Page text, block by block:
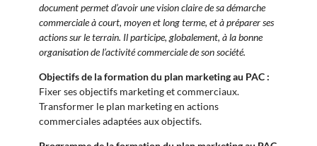
document permet d’avoir une vision claire de sa démarche
commerciale à court, moyen et long terme, et à préparer ses
actions sur le terrain. Il participe, globalement, à la bonne
organisation de l’activité commerciale de son société.
Objectifs de la formation du plan marketing au PAC :
Fixer ses objectifs marketing et commerciaux.
Transformer le plan marketing en actions
commerciales adaptées aux objectifs.